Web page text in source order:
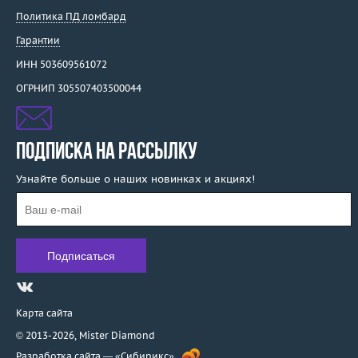
Политика ПД ломбард
Гарантии
ИНН 503609561072
ОГРНИП 305507403500044
ПОДПИСКА НА РАССЫЛКУ
Узнайте больше о наших новинках и акциях!
Карта сайта
© 2013-2026, Mister Diamond